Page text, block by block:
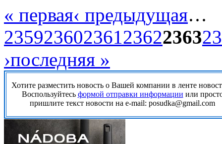
« первая‹ предыдущая…
23592360236123622363
›последняя »
Хотите разместить новость о Вашей компании в ленте
Воспользуйтесь формой отправки информации или
пришлите текст новости на e-mail: posudka@gmail.com